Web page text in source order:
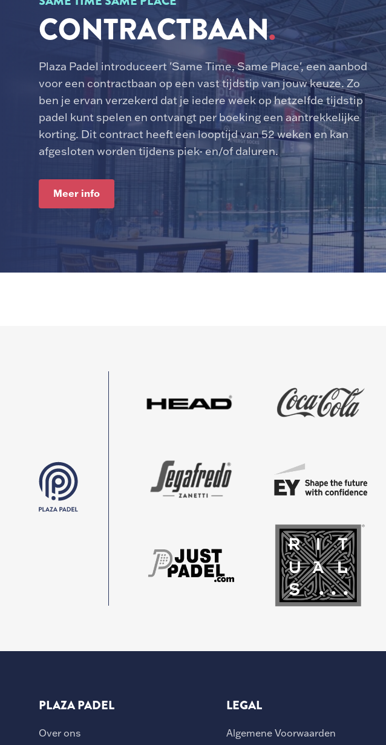
CONTRACTBAAN
Plaza Padel introduceert 'Same Time, Same Place', een aanbod
voor een contractbaan op een vast tijdstip van jouw keuze. Zo
ben je ervan verzekerd dat je iedere week op hetzelfde tijdstip
padel kunt spelen en ontvangt per boeking een aantrekkelijke
korting. Dit contract heeft een looptijd van 52 weken en kan
afgesloten worden tijdens piek- en/of daluren.
Meer info
PLAZA PADEL
Over ons
LEGAL
Algemene Voorwaarden